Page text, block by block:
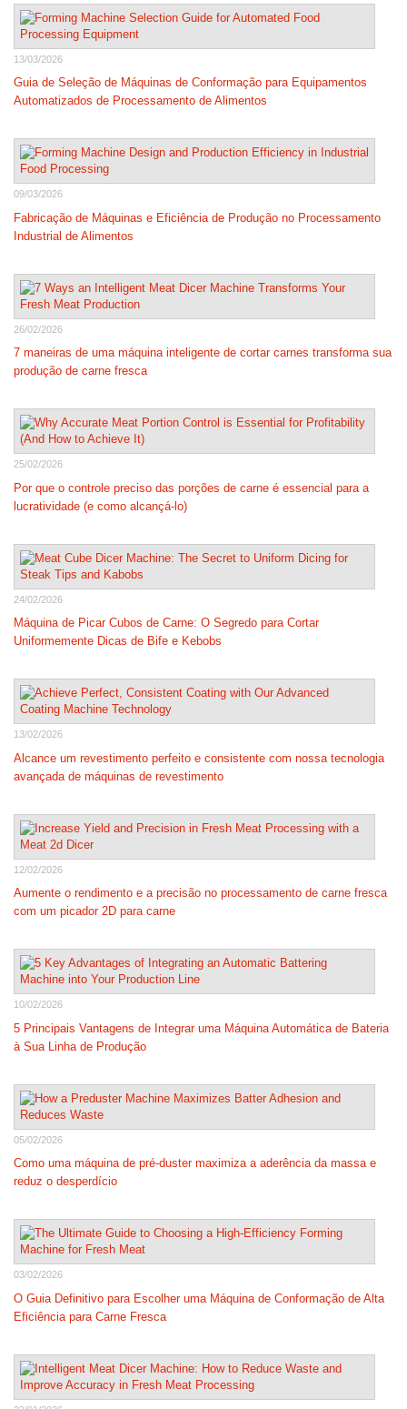
13/03/2026
Guia de Seleção de Máquinas de Conformação para Equipamentos
Automatizados de Processamento de Alimentos
09/03/2026
Fabricação de Máquinas e Eficiência de Produção no Processamento
Industrial de Alimentos
26/02/2026
7 maneiras de uma máquina inteligente de cortar carnes transforma sua
produção de carne fresca
25/02/2026
Por que o controle preciso das porções de carne é essencial para a
lucratividade (e como alcançá-lo)
24/02/2026
Máquina de Picar Cubos de Carne: O Segredo para Cortar
Uniformemente Dicas de Bife e Kebobs
13/02/2026
Alcance um revestimento perfeito e consistente com nossa tecnologia
avançada de máquinas de revestimento
12/02/2026
Aumente o rendimento e a precisão no processamento de carne fresca
com um picador 2D para carne
10/02/2026
5 Principais Vantagens de Integrar uma Máquina Automática de Bateria
à Sua Linha de Produção
05/02/2026
Como uma máquina de pré-duster maximiza a aderência da massa e
reduz o desperdício
03/02/2026
O Guia Definitivo para Escolher uma Máquina de Conformação de Alta
Eficiência para Carne Fresca